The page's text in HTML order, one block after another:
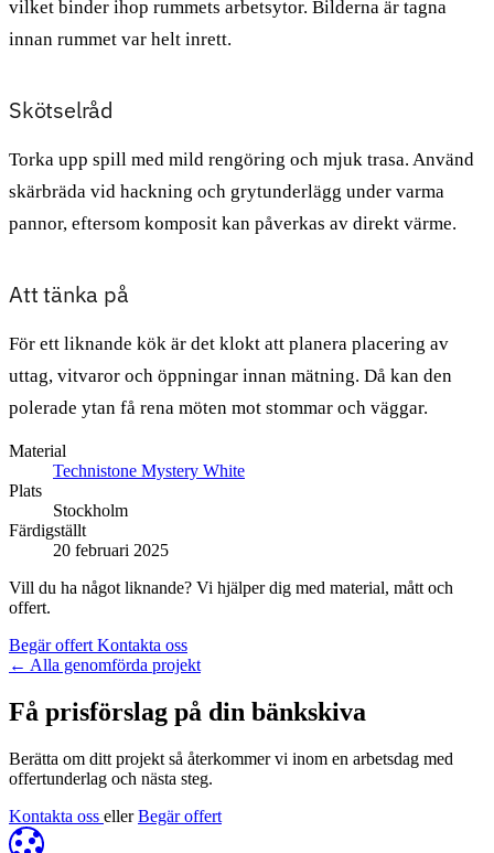
vilket binder ihop rummets arbetsytor. Bilderna är tagna
innan rummet var helt inrett.
Skötselråd
Torka upp spill med mild rengöring och mjuk trasa. Använd
skärbräda vid hackning och grytunderlägg under varma
pannor, eftersom komposit kan påverkas av direkt värme.
Att tänka på
För ett liknande kök är det klokt att planera placering av
uttag, vitvaror och öppningar innan mätning. Då kan den
polerade ytan få rena möten mot stommar och väggar.
Material
Technistone Mystery White
Plats
Stockholm
Färdigställt
20 februari 2025
Vill du ha något liknande? Vi hjälper dig med material, mått och
offert.
Begär offert Kontakta oss
← Alla genomförda projekt
Få prisförslag på din bänkskiva
Berätta om ditt projekt så återkommer vi inom en arbetsdag med
offertunderlag och nästa steg.
Kontakta oss eller Begär offert